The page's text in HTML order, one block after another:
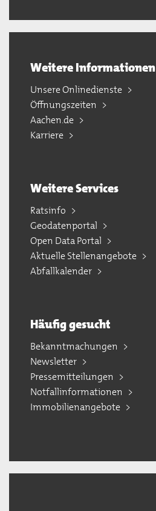
Weitere Informationen
Unsere Onlinedienste
Öffnungszeiten
Aachen.de
Karriere
Weitere Services
Ratsinfo
Geodatenportal
Open Data Portal
Aktuelle Stellenangebote
Abfallkalender
Häufig gesucht
Bekanntmachungen
Newsletter
Pressemitteilungen
Notfallinformationen
Immobilienangebote